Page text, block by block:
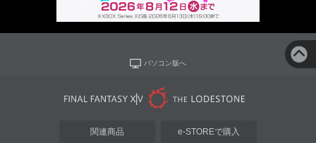
パソコン版へ
関連商品 e-STOREで購入